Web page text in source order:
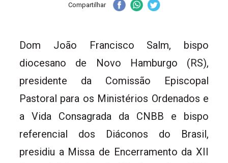
Compartilhar
Dom João Francisco Salm, bispo
diocesano de Novo Hamburgo (RS),
presidente da Comissão Episcopal
Pastoral para os Ministérios Ordenados e
a Vida Consagrada da CNBB e bispo
referencial dos Diáconos do Brasil,
presidiu a Missa de Encerramento da XII